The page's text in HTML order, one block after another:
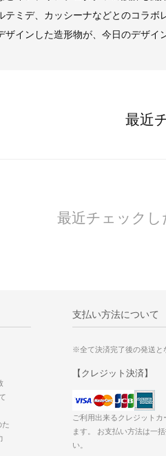
ミデ、カッシーナなどとのコラボ
インした造形物が、今日のデザイ
最近
最近チェックし
た
支払い方法について
※全て決済完了後の発送と
【クレジット決済】
ご利用出来るクレジットカ
ます。 お支払い方法は一
い。